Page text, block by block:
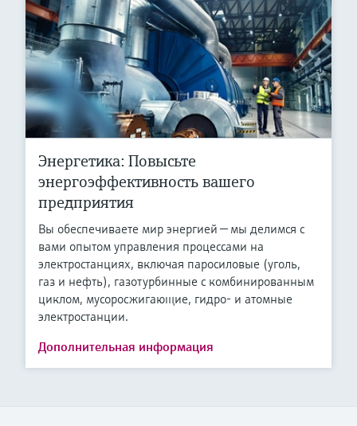
Энергетика: Повысьте
энергоэффективность вашего
предприятия
Вы обеспечиваете мир энергией — мы делимся с
вами опытом управления процессами на
электростанциях, включая паросиловые (уголь,
газ и нефть), газотурбинные с комбинированным
циклом, мусоросжигающие, гидро- и атомные
электростанции.
Дополнительная информация